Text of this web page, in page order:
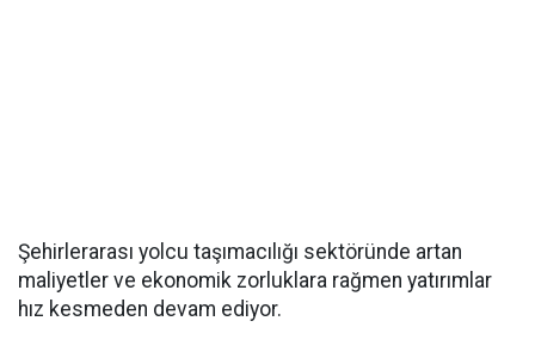
Şehirlerarası yolcu taşımacılığı sektöründe artan
maliyetler ve ekonomik zorluklara rağmen yatırımlar
hız kesmeden devam ediyor.